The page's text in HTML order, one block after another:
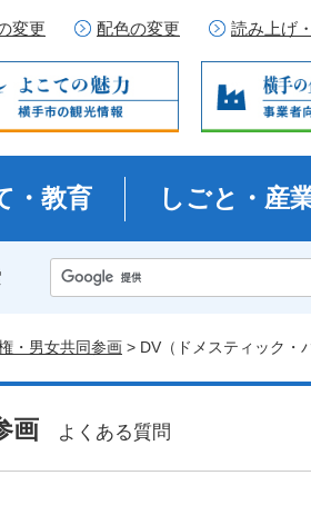
変更 配色の変更 読み上げ
・教育 しごと・産
・男女共同参画 > DV（ドメスティック・
画 よくある質問